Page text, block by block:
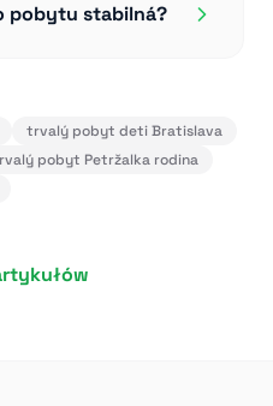
pobytu stabilná?
trvalý pobyt deti Bratislava
pobyt Petržalka rodina